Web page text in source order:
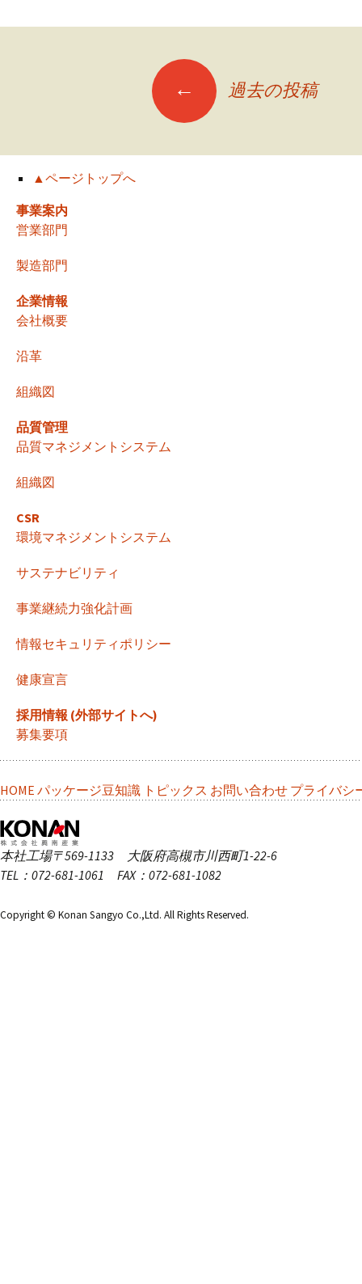
ナ
ビ
ゲ
ー
シ
ョ
ン
← 過去の投稿
▲ページトップへ
事業案内
営業部門
製造部門
企業情報
会社概要
沿革
組織図
品質管理
品質マネジメントシステム
組織図
CSR
環境マネジメントシステム
サステナビリティ
事業継続力強化計画
情報セキュリティポリシー
健康宣言
採用情報 (外部サイトへ)
募集要項
HOME パッケージ豆知識 トピックス お問い合わせ プライバシ
本社工場〒569-1133 大阪府高槻市川西町1-22-6
TEL：072-681-1061 FAX：072-681-1082
Copyright © Konan Sangyo Co.,Ltd. All Rights Reserved.